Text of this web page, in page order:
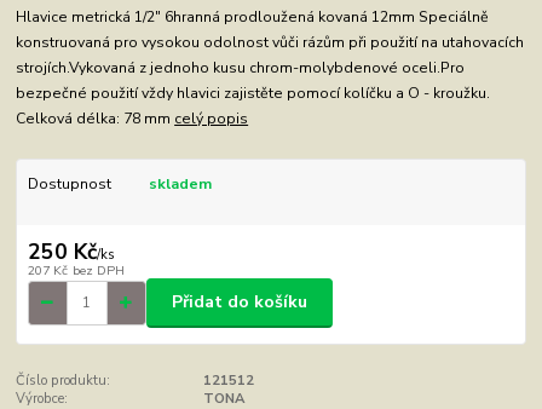
Hlavice metrická 1/2" 6hranná prodloužená kovaná 12mm Speciálně
konstruovaná pro vysokou odolnost vůči rázům při použití na utahovacích
strojích.Vykovaná z jednoho kusu chrom-molybdenové oceli.Pro
bezpečné použití vždy hlavici zajistěte pomocí kolíčku a O - kroužku.
Celková délka: 78 mm celý popis
Dostupnost skladem
250 Kč/ks
207 Kč bez DPH
Přidat do košíku
Číslo produktu:
121512
Výrobce:
TONA